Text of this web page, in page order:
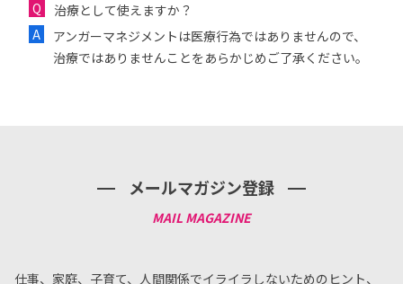
治療として使えますか？
アンガーマネジメントは医療行為ではありませんので、
治療ではありませんことをあらかじめご了承ください。
メールマガジン登録
仕事、家庭、子育て、人間関係でイライラしないためのヒント、